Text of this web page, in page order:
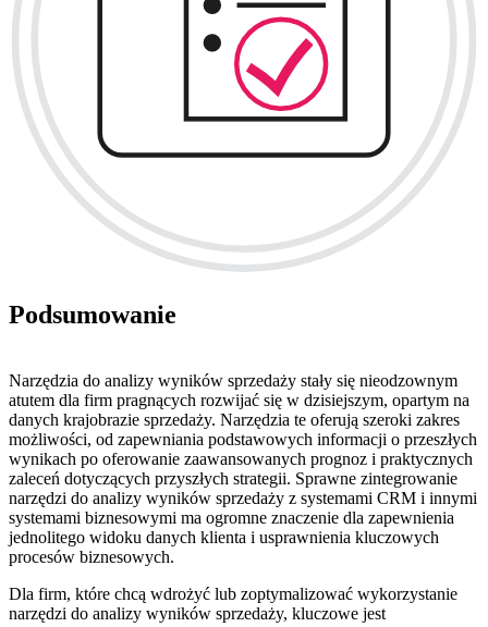
Podsumowanie
Narzędzia do analizy wyników sprzedaży stały się nieodzownym
atutem dla firm pragnących rozwijać się w dzisiejszym, opartym na
danych krajobrazie sprzedaży. Narzędzia te oferują szeroki zakres
możliwości, od zapewniania podstawowych informacji o przeszłych
wynikach po oferowanie zaawansowanych prognoz i praktycznych
zaleceń dotyczących przyszłych strategii. Sprawne zintegrowanie
narzędzi do analizy wyników sprzedaży z systemami CRM i innymi
systemami biznesowymi ma ogromne znaczenie dla zapewnienia
jednolitego widoku danych klienta i usprawnienia kluczowych
procesów biznesowych.
Dla firm, które chcą wdrożyć lub zoptymalizować wykorzystanie
narzędzi do analizy wyników sprzedaży, kluczowe jest